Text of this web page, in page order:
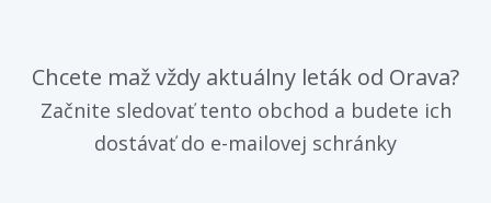
Chcete maž vždy aktuálny leták od Orava?
Začnite sledovať tento obchod a budete ich
dostávať do e-mailovej schránky